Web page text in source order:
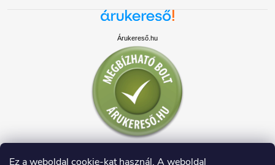
Ez a weboldal cookie-kat használ. A weboldal
Árukereső.hu